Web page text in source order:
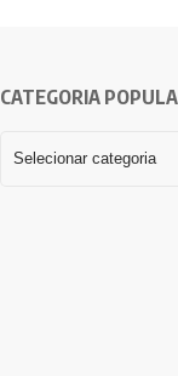
CATEGORIA